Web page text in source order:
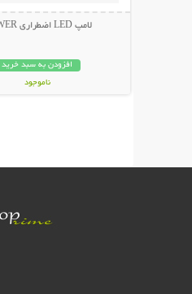
لامپ LED اضطراری POWER
افزودن به سبد خرید
ناموجود